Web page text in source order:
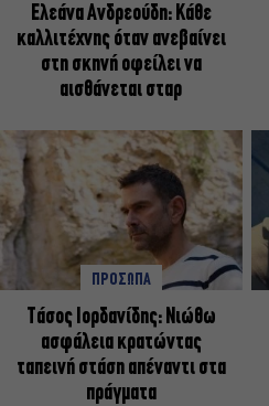
Ελεάνα Ανδρεούδη: Κάθε
καλλιτέχνης όταν ανεβαίνει
στη σκηνή οφείλει να
αισθάνεται σταρ
ΠΡΟΣΩΠΑ
Tάσος Ιορδανίδης: Νιώθω
ασφάλεια κρατώντας
ταπεινή στάση απέναντι στα
πράγματα